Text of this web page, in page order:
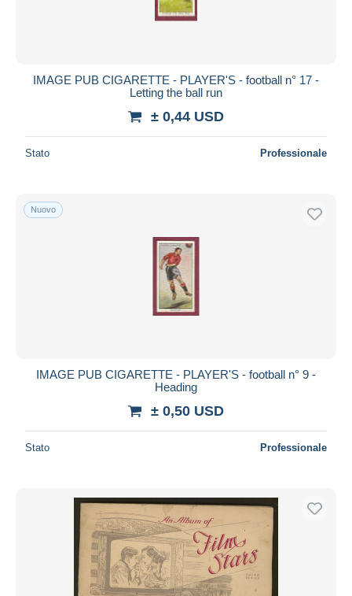
IMAGE PUB CIGARETTE - PLAYER'S - football n° 17 -
Letting the ball run
± 0,44 USD
Stato Professionale
Nuovo
IMAGE PUB CIGARETTE - PLAYER'S - football n° 9 -
Heading
± 0,50 USD
Stato Professionale